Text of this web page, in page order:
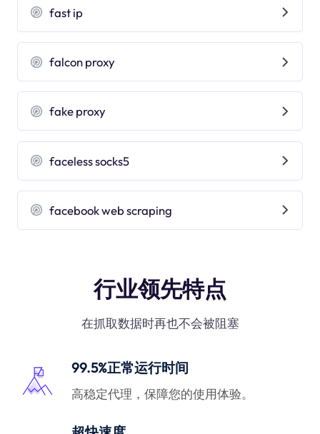
fast ip
falcon proxy
fake proxy
faceless socks5
facebook web scraping
行业领先特点
在抓取数据时再也不会被阻塞
99.5%正常运行时间
高稳定代理，保障您的使用体验。